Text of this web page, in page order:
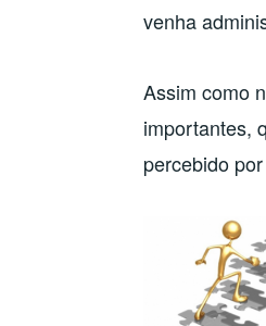
venha
Assim como
importantes,
percebido